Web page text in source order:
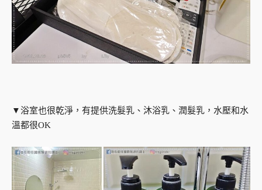
▼浴室也很乾淨，有提供洗髮乳、沐浴乳、潤髮乳，水壓和水
溫都很OK